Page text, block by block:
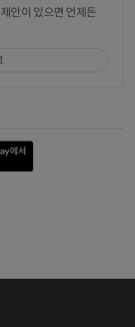
안이 있으면 언제든